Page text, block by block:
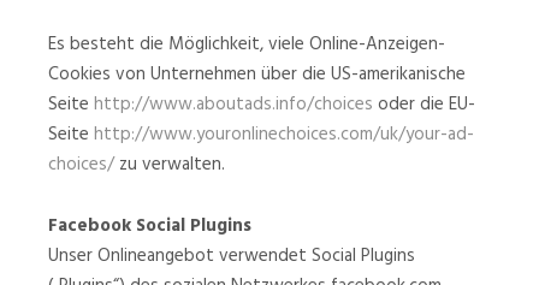
Es besteht die Möglichkeit, viele Online-Anzeigen-
Cookies von Unternehmen über die US-amerikanische
Seite http://www.aboutads.info/choices oder die EU-
Seite http://www.youronlinechoices.com/uk/your-ad-
choices/zu verwalten.
Facebook Social Plugins
Unser Onlineangebot verwendet Social Plugins